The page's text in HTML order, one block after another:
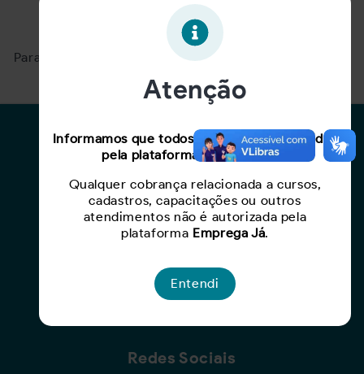
Oportunidade expirada!
Para ver mais, acesse a páginaBuscar Oportunidades.
Para Candidatos
Cadastro de Currículo
Capacite-se
Criar Oportunidade
Redes Sociais
Atenção
Informamos que todos os serviços oferecidos
pela plataforma são gratuitos.
Qualquer cobrança relacionada a cursos,
cadastros, capacitações ou outros
atendimentos não é autorizada pela
plataforma Emprega Já.
Entendi